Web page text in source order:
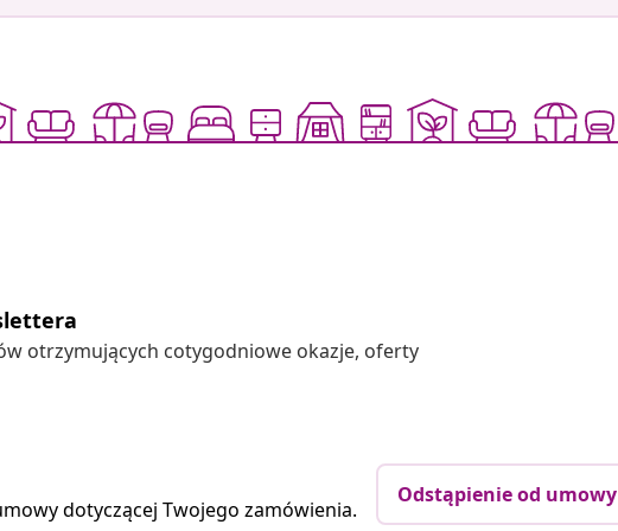
otrzymujących cotygodniowe okazje, oferty
dotyczącej Twojego zamówienia.
Odstąpienie od umowy